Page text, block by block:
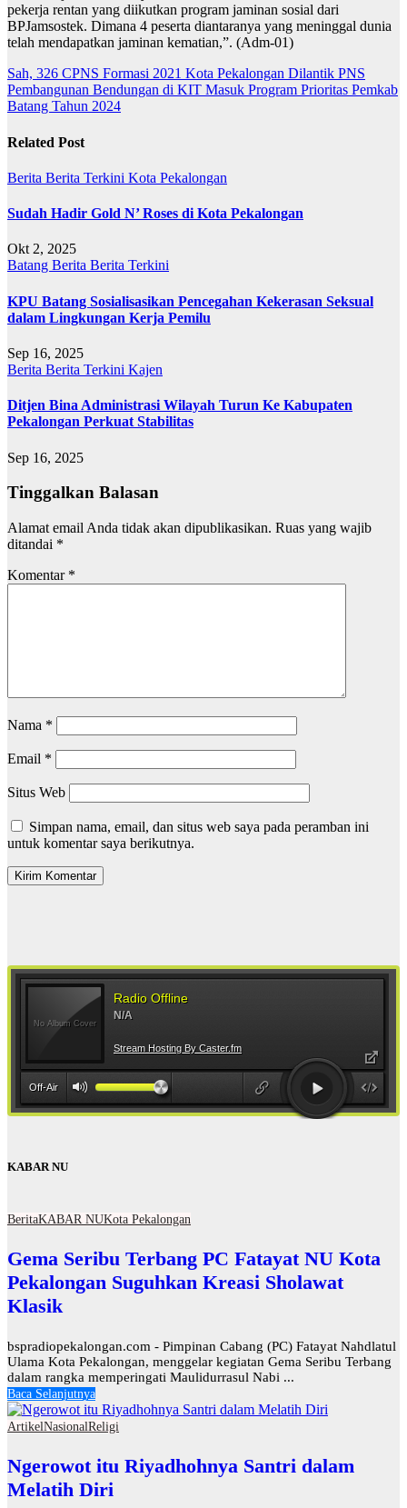
pekerja rentan yang diikutkan program jaminan sosial dari
BPJamsostek. Dimana 4 peserta diantaranya yang meninggal dunia
telah mendapatkan jaminan kematian,”. (Adm-01)
Navigasi
pos
Sah, 326 CPNS Formasi 2021 Kota Pekalongan Dilantik PNS
Pembangunan Bendungan di KIT Masuk Program Prioritas Pemkab
Batang Tahun 2024
Related Post
Berita Berita Terkini Kota Pekalongan
Sudah Hadir Gold N’ Roses di Kota Pekalongan
Okt 2, 2025
Batang Berita Berita Terkini
KPU Batang Sosialisasikan Pencegahan Kekerasan Seksual
dalam Lingkungan Kerja Pemilu
Sep 16, 2025
Berita Berita Terkini Kajen
Ditjen Bina Administrasi Wilayah Turun Ke Kabupaten
Pekalongan Perkuat Stabilitas
Sep 16, 2025
Tinggalkan Balasan
Alamat email Anda tidak akan dipublikasikan. Ruas yang wajib
ditandai *
Komentar *
Nama *
Email *
Situs Web
Simpan nama, email, dan situs web saya pada peramban ini
untuk komentar saya berikutnya.
KABAR NU
BeritaKABAR NUKota Pekalongan
Gema Seribu Terbang PC Fatayat NU Kota
Pekalongan Suguhkan Kreasi Sholawat
Klasik
bspradiopekalongan.com - Pimpinan Cabang (PC) Fatayat Nahdlatul
Ulama Kota Pekalongan, menggelar kegiatan Gema Seribu Terbang
dalam rangka memperingati Maulidurrasul Nabi ...
Baca Selanjutnya
ArtikelNasionalReligi
Ngerowot itu Riyadhohnya Santri dalam
Melatih Diri